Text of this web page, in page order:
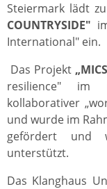
Steiermark lädt
COUNTRYSIDE"
International" ein.
Das Projekt
resilience" im
kollaborativer
und wurde im
gefördert und
unterstützt.
Das Klanghaus